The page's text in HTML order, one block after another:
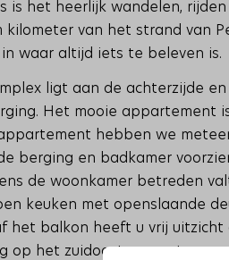
is het heerlijk wandelen,
kilometer van het strand van
in waar altijd iets te beleven is.
ligt aan de achterzijde
Het mooie appartement
hebben we
berging en badkamer
de woonkamer betreden
keuken met openslaande
het balkon heeft u vrij
op het zuidoosten zorgt